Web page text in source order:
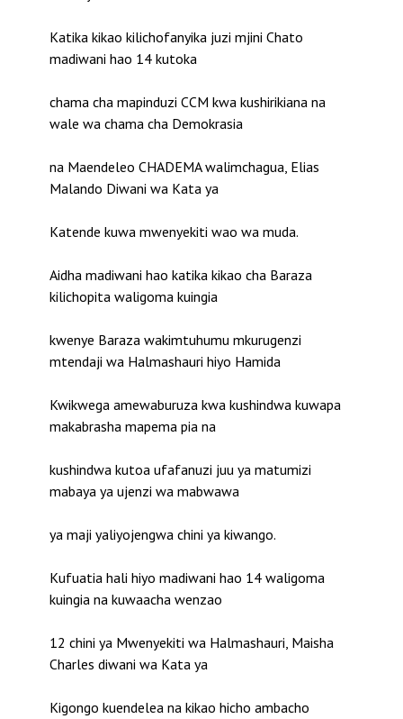
Katika kikao kilichofanyika juzi mjini Chato
madiwani hao 14 kutoka
chama cha mapinduzi CCM kwa kushirikiana na
wale wa chama cha Demokrasia
na Maendeleo CHADEMA walimchagua, Elias
Malando Diwani wa Kata ya
Katende kuwa mwenyekiti wao wa muda.
Aidha madiwani hao katika kikao cha Baraza
kilichopita waligoma kuingia
kwenye Baraza wakimtuhumu mkurugenzi
mtendaji wa Halmashauri hiyo Hamida
Kwikwega amewaburuza kwa kushindwa kuwapa
makabrasha mapema pia na
kushindwa kutoa ufafanuzi juu ya matumizi
mabaya ya ujenzi wa mabwawa
ya maji yaliyojengwa chini ya kiwango.
Kufuatia hali hiyo madiwani hao 14 waligoma
kuingia na kuwaacha wenzao
12 chini ya Mwenyekiti wa Halmashauri, Maisha
Charles diwani wa Kata ya
Kigongo kuendelea na kikao hicho ambacho